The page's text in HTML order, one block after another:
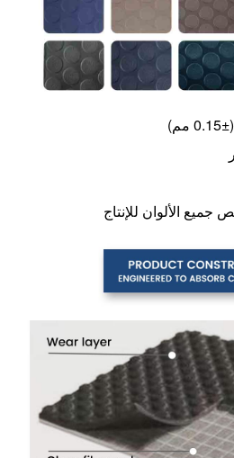
الألوان للإنتاج